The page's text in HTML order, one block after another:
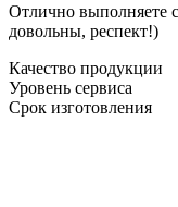
Отлично выполняете
довольны, респект!)
Качество продукции
Уровень сервиса
Срок изготовления